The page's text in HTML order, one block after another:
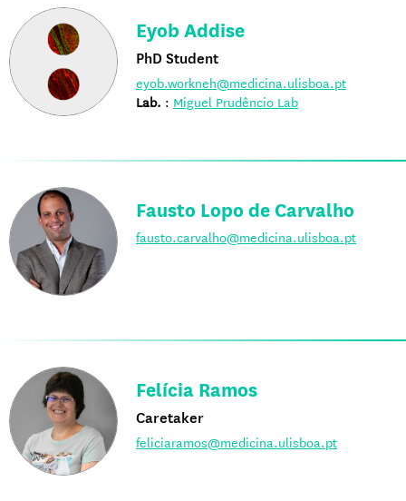
Eyob Addise
PhD Student
eyob.workneh@medicina.ulisboa.pt
Lab. : Miguel Prudêncio Lab
Fausto Lopo de Carvalho
fausto.carvalho@medicina.ulisboa.pt
Felícia Ramos
Caretaker
feliciaramos@medicina.ulisboa.pt